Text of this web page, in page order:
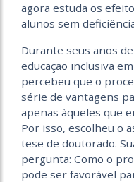
agora estuda os
alunos sem
Durante seus anos
educação inclusiva
percebeu que o
série de vantagens
apenas àqueles que
Por isso, escolheu o
tese de doutorado.
pergunta: Como o
pode ser favorável